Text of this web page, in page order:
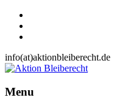
info(at)aktionbleiberecht.de
Menu